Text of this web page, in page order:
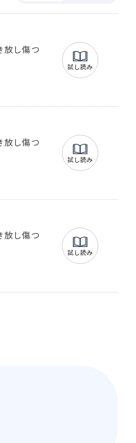
放し傷つ
試し読み
放し傷つ
試し読み
放し傷つ
試し読み